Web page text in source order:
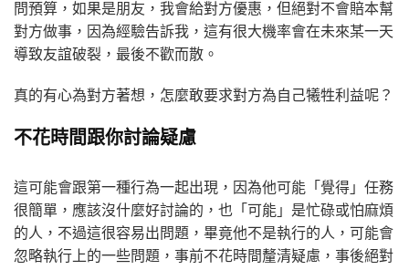
問預算，如果是朋友，我會給對方優惠，但絕對不會賠本幫
對方做事，因為經驗告訴我，這有很大機率會在未來某一天
導致友誼破裂，最後不歡而散。
真的有心為對方著想，怎麼敢要求對方為自己犧牲利益呢？
不花時間跟你討論疑慮
這可能會跟第一種行為一起出現，因為他可能「覺得」任務
很簡單，應該沒什麼好討論的，也「可能」是忙碌或怕麻煩
的人，不過這很容易出問題，畢竟他不是執行的人，可能會
忽略執行上的一些問題，事前不花時間釐清疑慮，事後絕對